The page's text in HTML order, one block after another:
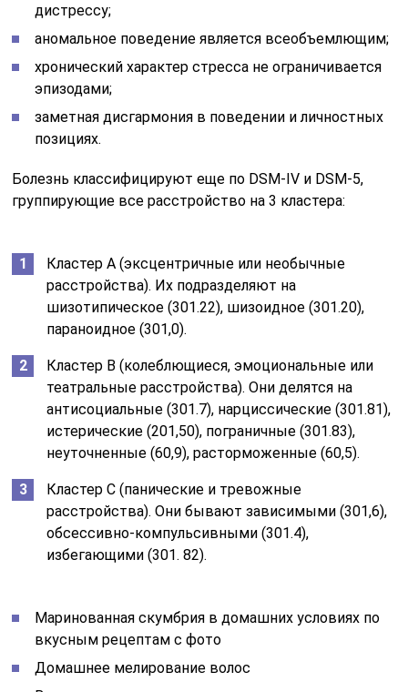
дистрессу;
аномальное поведение является всеобъемлющим;
хронический характер стресса не ограничивается
эпизодами;
заметная дисгармония в поведении и личностных
позициях.
Болезнь классифицируют еще по DSM-IV и DSM-5,
группирующие все расстройство на 3 кластера:
Кластер А (эксцентричные или необычные
расстройства). Их подразделяют на
шизотипическое (301.22), шизоидное (301.20),
параноидное (301,0).
Кластер В (колеблющиеся, эмоциональные или
театральные расстройства). Они делятся на
антисоциальные (301.7), нарциссические (301.81),
истерические (201,50), пограничные (301.83),
неуточненные (60,9), расторможенные (60,5).
Кластер С (панические и тревожные
расстройства). Они бывают зависимыми (301,6),
обсессивно-компульсивными (301.4),
избегающими (301. 82).
Маринованная скумбрия в домашних условиях по
вкусным рецептам с фото
Домашнее мелирование волос